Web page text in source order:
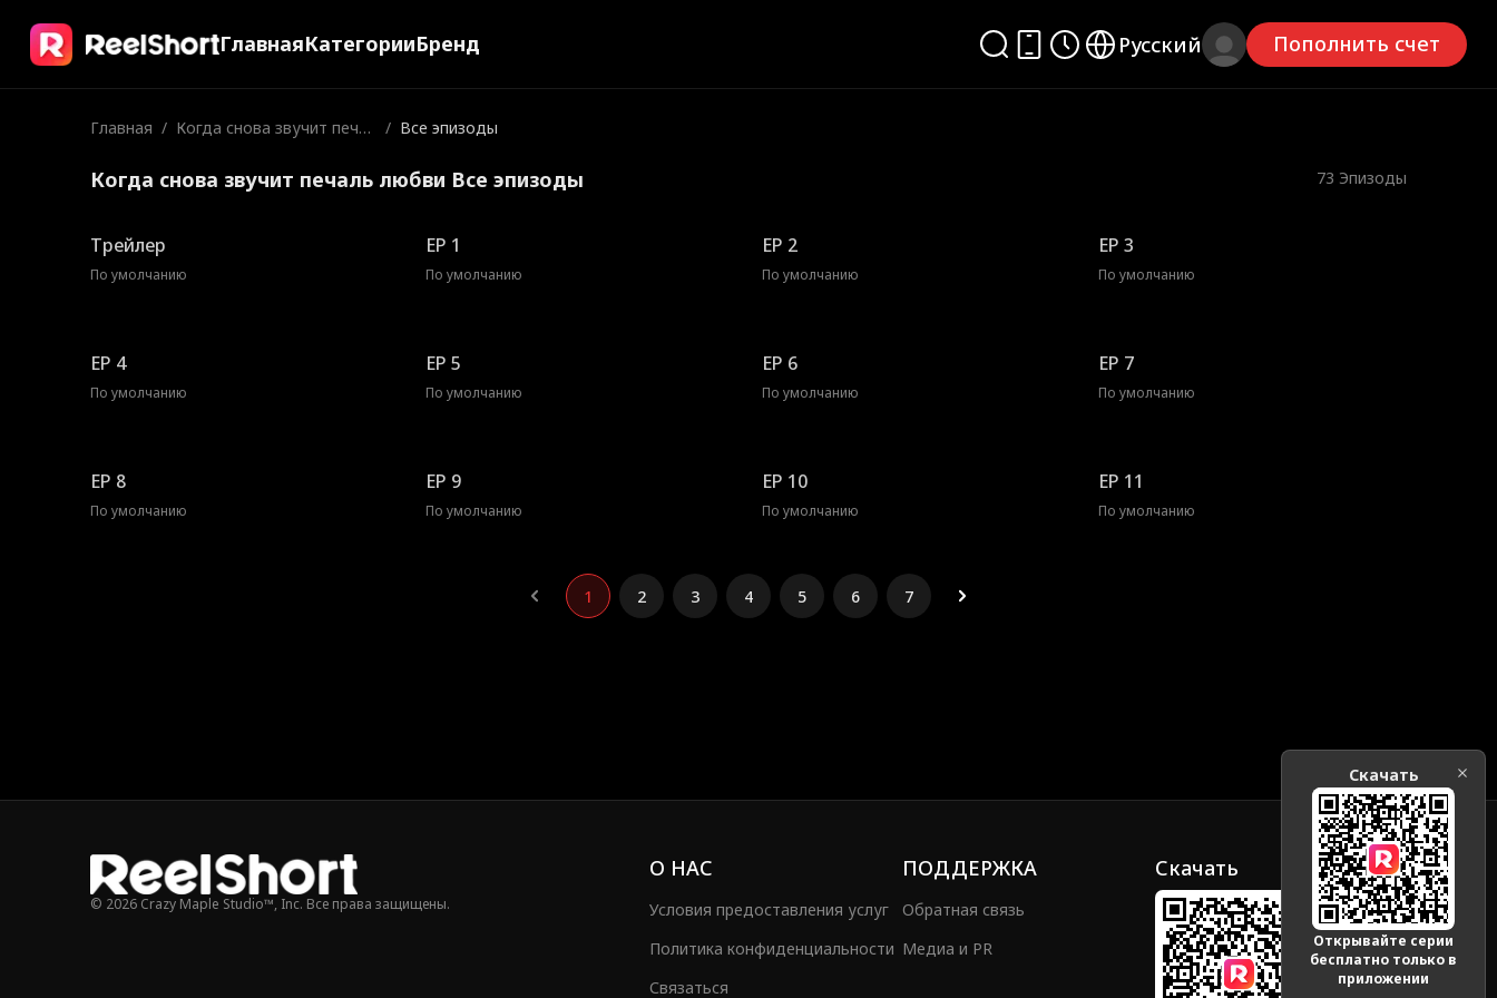
ГлавнаяКатегорииБренд Русский Пополнить счет
Главная / Когда снова звучит печал
/ Все эпизоды
Когда снова звучит печаль любви Все эпизоды 73 Эпизоды
Трейлер
По умолчанию
EP 1
По умолчанию
EP 2
По умолчанию
EP 3
По умолчанию
EP 4
По умолчанию
EP 5
По умолчанию
EP 6
По умолчанию
EP 7
По умолчанию
EP 8
По умолчанию
EP 9
По умолчанию
EP 10
По умолчанию
EP 11
По умолчанию
1 2 3 4 5 6 7
© 2026 Crazy Maple Studio™, Inc. Все права защищены.
О НАС
Условия предоставления услуг
Политика конфиденциальности
Связаться
ПОДДЕРЖКА
Обратная связь
Медиа и PR
Скачать
Скачать
Открывайте серии
бесплатно только в
приложении